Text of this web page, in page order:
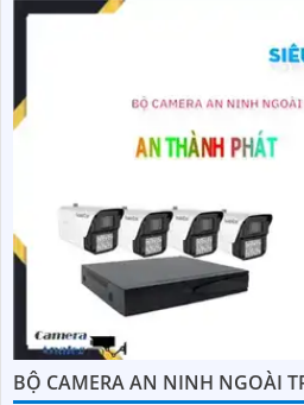
BỘ CAMERA AN NINH NGOÀI